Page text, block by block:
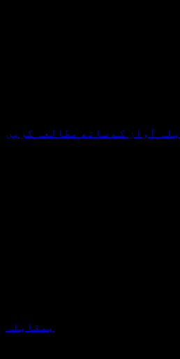
آواز کے ساتھ مطالعہ کریں
بمقابلہ